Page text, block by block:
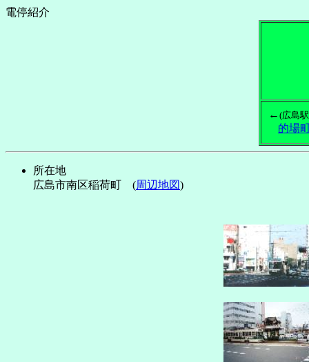
電停紹介
← (広島
的場
所在地
広島市南区稲荷町 (周辺地図)